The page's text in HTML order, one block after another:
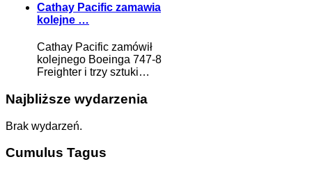
Cathay Pacific zamawia
kolejne …
Cathay Pacific zamówił
kolejnego Boeinga 747-8
Freighter i trzy sztuki…
Najbliższe wydarzenia
Brak wydarzeń.
Cumulus Tagus